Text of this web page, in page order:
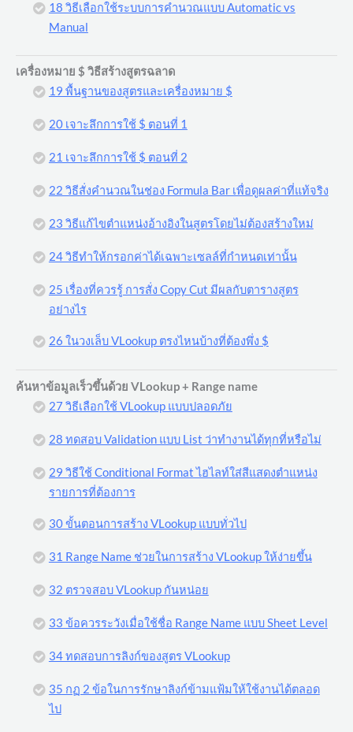
18 วิธีเลือกใช้ระบบการคำนวณแบบ Automatic vs
Manual
เครื่องหมาย $ วิธีสร้างสูตรฉลาด
19 พื้นฐานของสูตรและเครื่องหมาย $
20 เจาะลึกการใช้ $ ตอนที่ 1
21 เจาะลึกการใช้ $ ตอนที่ 2
22 วิธีสั่งคำนวณในช่อง Formula Bar เพื่อดูผลค่าที่แท้จริง
23 วิธีแก้ไขตำแหน่งอ้างอิงในสูตรโดยไม่ต้องสร้างใหม่
24 วิธีทำให้กรอกค่าได้เฉพาะเซลล์ที่กำหนดเท่านั้น
25 เรื่องที่ควรรู้ การสั่ง Copy Cut มีผลกับตารางสูตร
อย่างไร
26 ในวงเล็บ VLookup ตรงไหนบ้างที่ต้องพึ่ง $
ค้นหาข้อมูลเร็วขึ้นด้วย VLookup + Range name
27 วิธีเลือกใช้ VLookup แบบปลอดภัย
28 ทดสอบ Validation แบบ List ว่าทำงานได้ทุกที่หรือไม่
29 วิธีใช้ Conditional Format ไฮไลท์ใส่สีแสดงตำแหน่ง
รายการที่ต้องการ
30 ขั้นตอนการสร้าง VLookup แบบทั่วไป
31 Range Name ช่วยในการสร้าง VLookup ให้ง่ายขึ้น
32 ตรวจสอบ VLookup กันหน่อย
33 ข้อควรระวังเมื่อใช้ชื่อ Range Name แบบ Sheet Level
34 ทดสอบการลิงก์ของสูตร VLookup
35 กฏ 2 ข้อในการรักษาลิงก์ข้ามแฟ้มให้ใช้งานได้ตลอด
ไป